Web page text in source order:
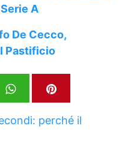
A
De Cecco,
Pastificio
perché il